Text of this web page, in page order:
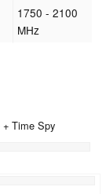
1750 - 2100
MHz
Time Spy